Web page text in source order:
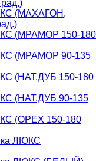
(МАХАГОН,
(МРАМОР 150-180
(МРАМОР 90-135
(НАТ.ДУБ 150-180
(НАТ.ДУБ 90-135
(ОРЕХ 150-180
ЛЮКС